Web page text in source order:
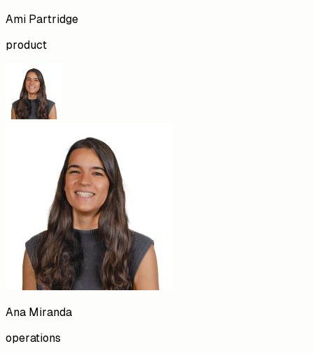
Ami Partridge
product
Ana Miranda
operations